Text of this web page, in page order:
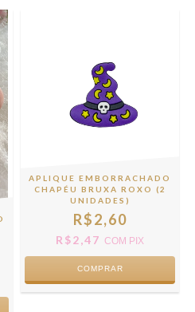
APLIQUE EMBORRACHADO
CHAPÉU BRUXA ROXO (2
UNIDADES)
R$2,60
R$2,47 COM PIX